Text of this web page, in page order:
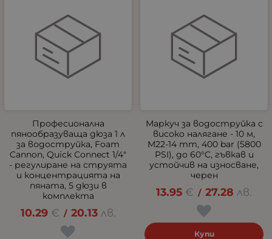
Професионална
пянообразуваща дюза 1 л
за водоструйка, Foam
Cannon, Quick Connect 1/4"
- регулиране на струята
и концентрацията на
пяната, 5 дюзи в
комплекта
10.29 € / 20.13 лв.
Маркуч за водоструйка с
високо налягане - 10 м,
M22-14 mm, 400 bar (5800
PSI), до 60°C, гъвкав и
устойчив на износване,
черен
13.95 € / 27.28 лв.
Купи